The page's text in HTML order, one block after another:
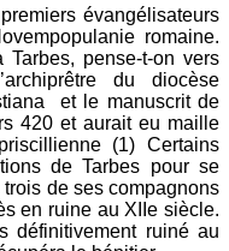
évangélisateurs
romaine.
Tarbes, pense-t-on vers
du diocèse
et le manuscrit de
420 et aurait eu maille
(1) Certains
de Tarbes pour se
de ses compagnons
en ruine au XIIe siècle.
définitivement ruiné au